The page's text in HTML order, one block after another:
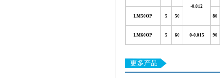
-0.012
LM50OP 5 50 80
LM60OP 5 60 0-0.015 90
更多产品